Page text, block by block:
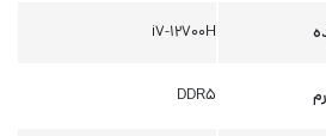
i7-12700H
DDR5